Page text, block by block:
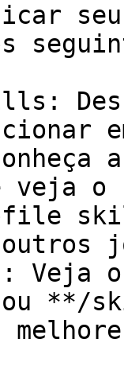
veja o
os
**/